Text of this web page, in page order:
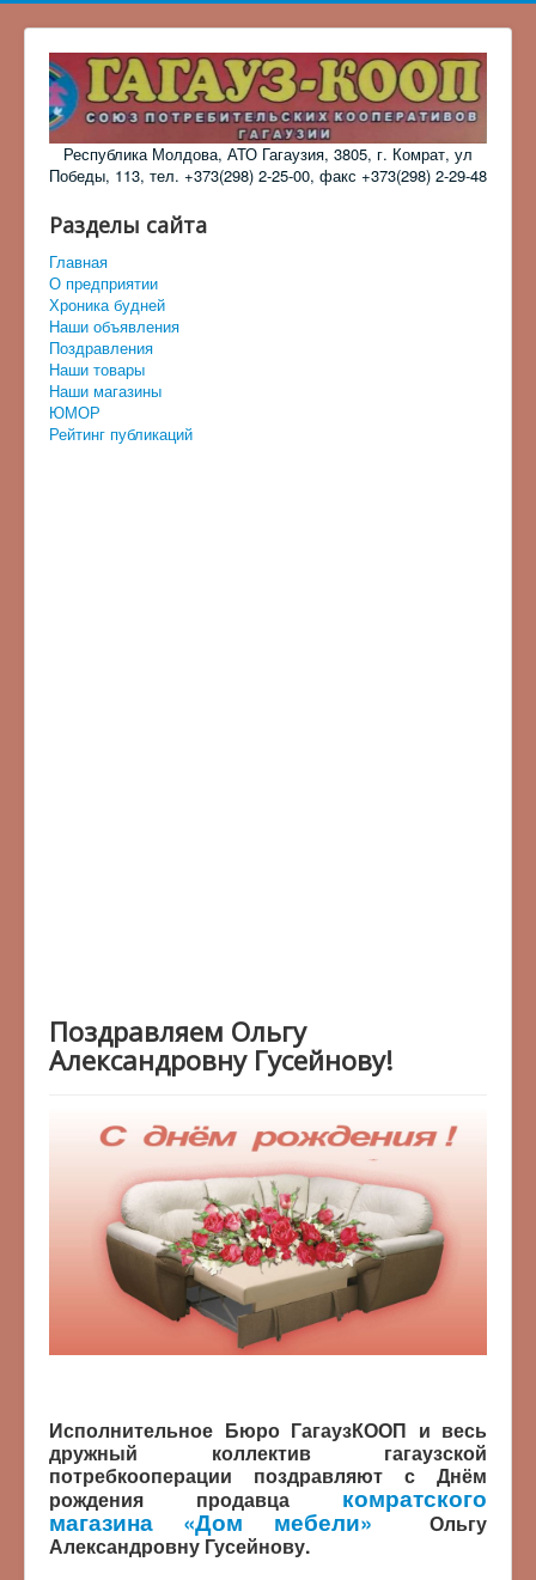
Республика Молдова, АТО Гагаузия, 3805, г. Комрат, ул
Победы, 113, тел. +373(298) 2-25-00, факс +373(298) 2-29-48
Разделы сайта
Главная
О предприятии
Хроника будней
Наши объявления
Поздравления
Наши товары
Наши магазины
ЮМОР
Рейтинг публикаций
Поздравляем Ольгу
Александровну Гусейнову!
Исполнительное Бюро ГагаузКООП и весь
дружный коллектив гагаузской
потребкооперации поздравляют с Днём
рождения продавца комратского
магазина «Дом мебели» Ольгу
Александровну Гусейнову.